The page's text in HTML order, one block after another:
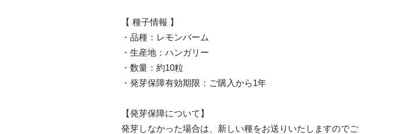
【 種子情報 】
・品種：レモンバーム
・生産地：ハンガリー
・数量：約10粒
・発芽保障有効期限：ご購入から1年
【発芽保障について】
発芽しなかった場合は、新しい種をお送りいたしますのでご